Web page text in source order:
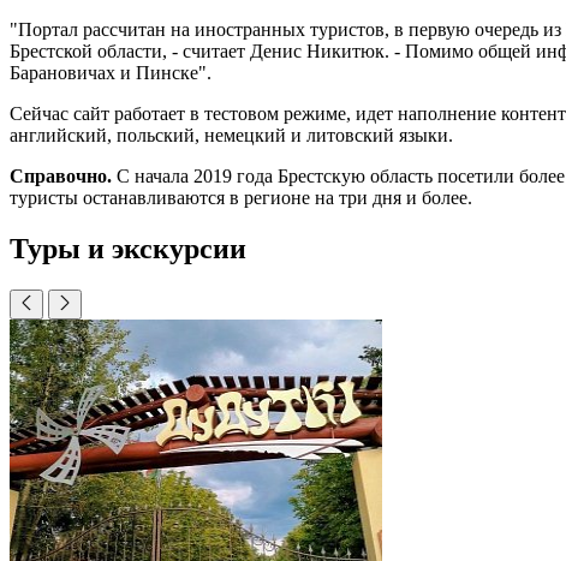
"Портал рассчитан на иностранных туристов, в первую очередь
Брестской области, - считает Денис Никитюк. - Помимо общей
Барановичах и Пинске".
Сейчас сайт работает в тестовом режиме, идет наполнение
английский, польский, немецкий и литовский языки.
Справочно. С начала 2019 года Брестскую область посетили
туристы останавливаются в регионе на три дня и более.
Туры и экскурсии